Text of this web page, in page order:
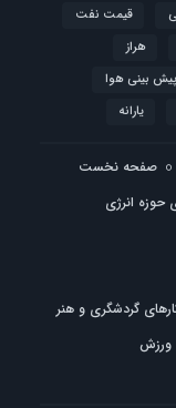
قیمت نفت
هراز
پیش بینی هوا
یارانه
صفحه نخست
انرژی
گردشگری و هنر
ورزش